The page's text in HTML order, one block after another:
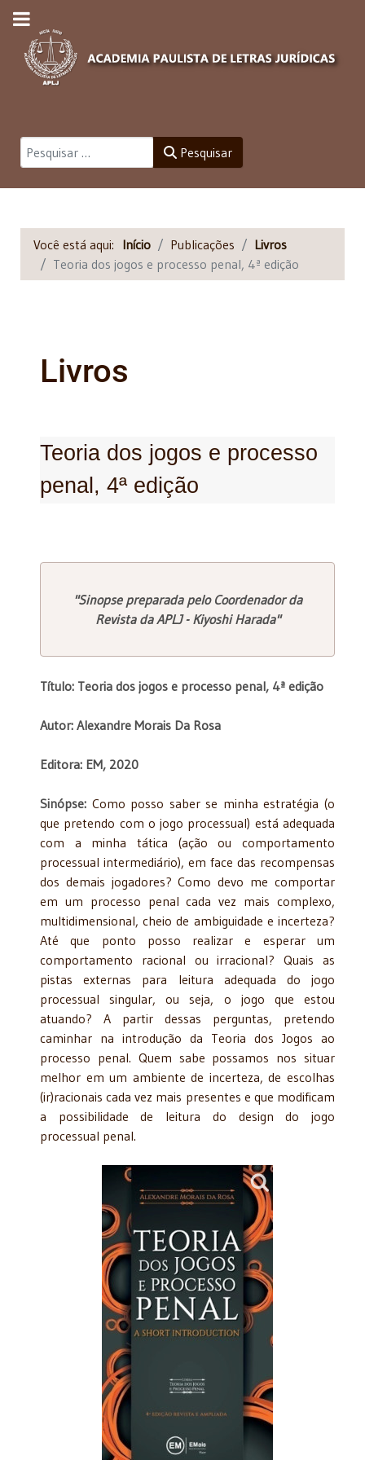
Pesquisar Pesquisar
Você está aqui: Início Publicações
Livros
Teoria dos jogos e processo penal, 4ª edição
Livros
Teoria dos jogos e processo
penal, 4ª edição
"Sinopse preparada pelo Coordenador da
Revista da APLJ - Kiyoshi Harada"
Título: Teoria dos jogos e processo penal, 4ª edição
Autor: Alexandre Morais Da Rosa
Editora: EM, 2020
Sinópse: Como posso saber se minha estratégia (o
que pretendo com o jogo processual) está adequada
com a minha tática (ação ou comportamento
processual intermediário), em face das recompensas
dos demais jogadores? Como devo me comportar
em um processo penal cada vez mais complexo,
multidimensional, cheio de ambiguidade e incerteza?
Até que ponto posso realizar e esperar um
comportamento racional ou irracional? Quais as
pistas externas para leitura adequada do jogo
processual singular, ou seja, o jogo que estou
atuando? A partir dessas perguntas, pretendo
caminhar na introdução da Teoria dos Jogos ao
processo penal. Quem sabe possamos nos situar
melhor em um ambiente de incerteza, de escolhas
(ir)racionais cada vez mais presentes e que modificam
a possibilidade de leitura do design do jogo
processual penal.